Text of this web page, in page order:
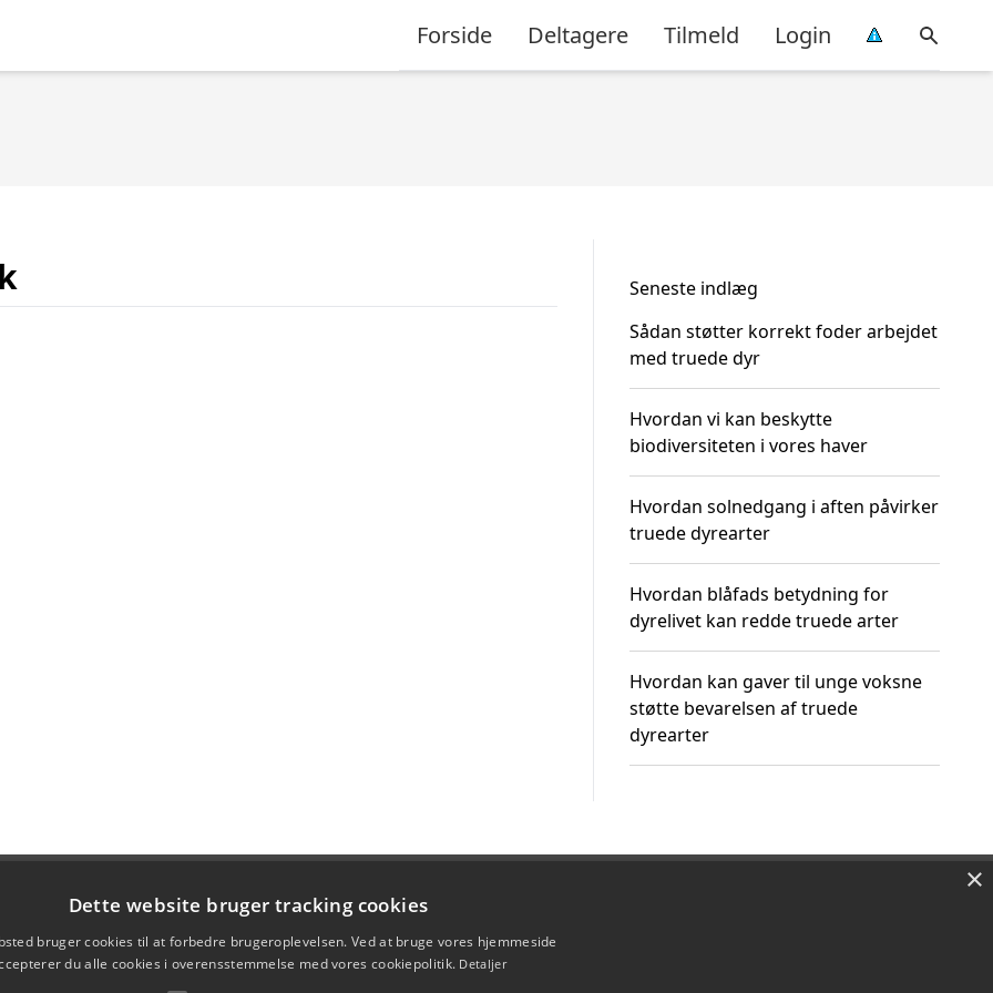
Forside Deltagere Tilmeld Login
Seneste indlæg
Sådan støtter korrekt foder arbejdet
med truede dyr
Hvordan vi kan beskytte
biodiversiteten i vores haver
Hvordan solnedgang i aften påvirker
truede dyrearter
Hvordan blåfads betydning for
dyrelivet kan redde truede arter
Hvordan kan gaver til unge voksne
støtte bevarelsen af truede
dyrearter
×
Dette website bruger tracking cookies
bruger cookies til at forbedre brugeroplevelsen. Ved at bruge vores hjemmeside
du alle cookies i overensstemmelse med vores cookiepolitik. Detaljer